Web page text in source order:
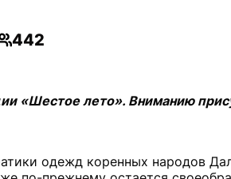
Просмотры
442
«Шестое лето». Вниманию
одежд коренных народов